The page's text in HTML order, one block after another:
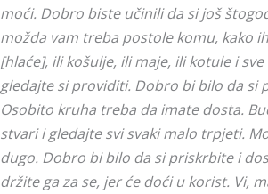
moći. Dobro biste učinili da si još
možda vam treba postole komu, kako
[hlaće], ili košulje, ili maje, ili kotule i
gledajte si providiti. Dobro bi bilo da si
Osobito kruha treba da imate dosta.
stvari i gledajte svi svaki malo trpjeti.
dugo. Dobro bi bilo da si priskrbite i
držite ga za se, jer će doći u korist. Vi,